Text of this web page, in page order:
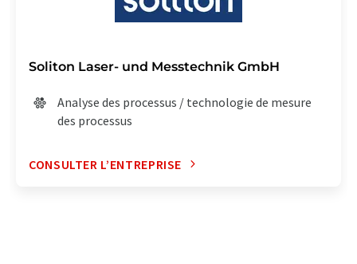
Soliton Laser- und Messtechnik GmbH
Analyse des processus / technologie de mesure
des processus
CONSULTER L’ENTREPRISE